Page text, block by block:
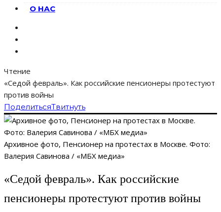
О НАС
Чтение
«Седой февраль». Как российские пенсионеры протестуют
против войны
ПоделитьсяТвитнуть
Архивное фото, Пенсионер на протестах в Москве. Фото:
Валерия Савинова / «МБХ медиа»
«Седой февраль». Как российские
пенсионеры протестуют против войны